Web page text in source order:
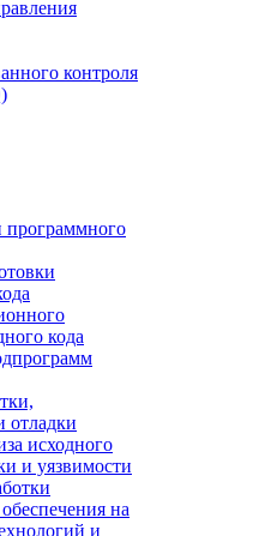
контроля
программного
кода
отладки
исходного
и уязвимости
на
и